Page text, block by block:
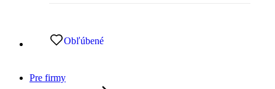
Obľúbené
Pre firmy